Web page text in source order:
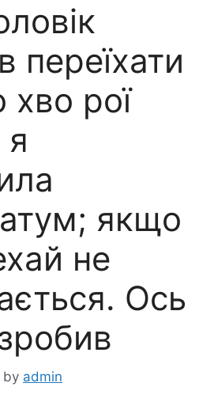
переїхати
хво рої
я
якщо
не
Ось
by admin